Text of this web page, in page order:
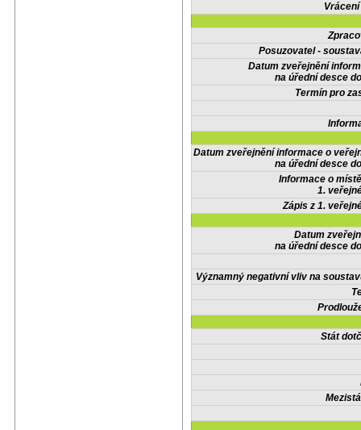
Posuzovatel -
Datum zveřejnění
na úřední desce
Termín pro
Datum zveřejnění informace o
na úřední desce
Informace o
1.
Zápis z 1.
Datum
na úřední desce
Významný negativní vliv na
Stát